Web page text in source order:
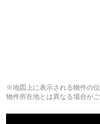
※地図上に表示される物件の
物件所在地とは異なる場合がご